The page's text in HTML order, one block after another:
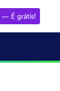
— É grátis!